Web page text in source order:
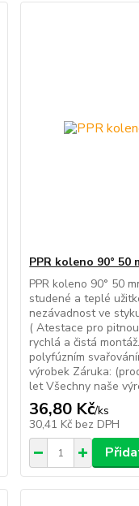
PPR koleno 90° 50
PPR koleno 90° 50
studené a teplé
nezávadnost ve
( Atestace pro
rychlá a čistá
polyfúzním
výrobek Záruka:
let Všechny naše
36,80 Kč/ks
30,41 Kč bez DPH